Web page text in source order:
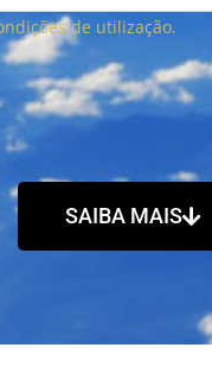
de utilização.
SAIBA MAIS